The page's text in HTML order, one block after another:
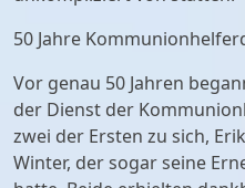
50 Jahre
Vor genau 50 Jahren
der Dienst der
zwei der Ersten zu sich,
Winter, der sogar seine